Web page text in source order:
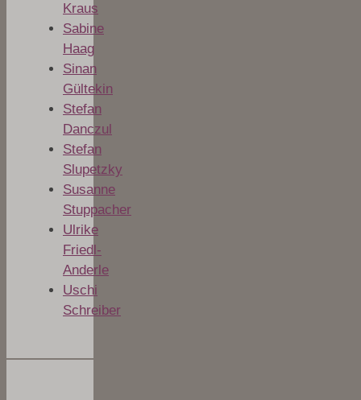
Kraus
Sabine
Haag
Sinan
Gültekin
Stefan
Danczul
Stefan
Slupetzky
Susanne
Stuppacher
Ulrike
Friedl-
Anderle
Uschi
Schreiber